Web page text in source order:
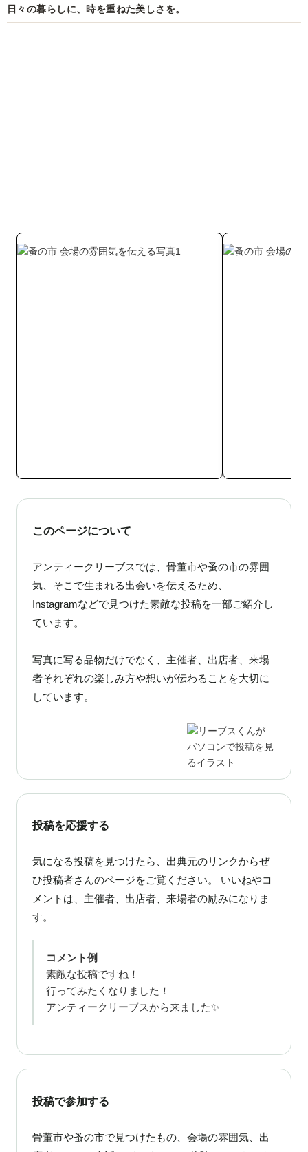
日々の暮らしに、時を重ねた美しさを。
このページについて
アンティークリーブスでは、骨董市や蚤の市の雰囲
気、そこで生まれる出会いを伝えるため、
Instagramなどで見つけた素敵な投稿を一部ご紹介し
ています。
写真に写る品物だけでなく、主催者、出店者、来場
者それぞれの楽しみ方や想いが伝わることを大切に
しています。
投稿を応援する
気になる投稿を見つけたら、出典元のリンクからぜ
ひ投稿者さんのページをご覧ください。 いいねやコ
メントは、主催者、出店者、来場者の励みになりま
す。
コメント例
素敵な投稿ですね！
行ってみたくなりました！
アンティークリーブスから来ました✨
投稿で参加する
骨董市や蚤の市で見つけたもの、会場の雰囲気、出